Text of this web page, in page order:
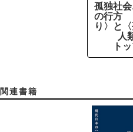
孤独社
の行方
り〉と
人
ト
関連書籍